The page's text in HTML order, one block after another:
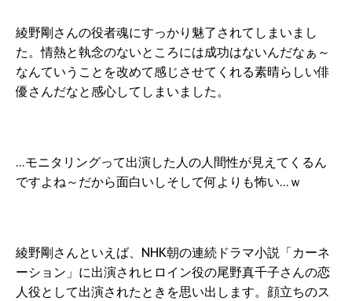
綾野剛さんの役者魂にすっかり魅了されてしまいまし
た。情熱と執念のないところには成功はないんだなぁ～
なんていうことを改めて感じさせてくれる素晴らしい俳
優さんだなと感心してしまいました。
…モニタリングって出演した人の人間性が見えてくるん
ですよね～だから面白いしそして何よりも怖い…ｗ
綾野剛さんといえば、NHK朝の連続ドラマ小説「カーネ
ーション」に出演されヒロイン役の尾野真千子さんの恋
人役として出演されたときを思い出します。顔立ちのス